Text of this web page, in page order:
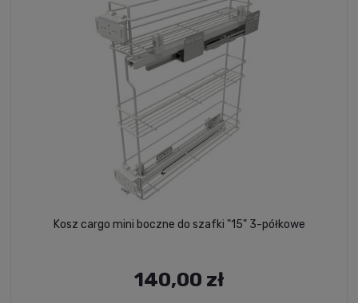
Kosz cargo mini boczne do szafki "15" 3-półkowe
140,00 zł